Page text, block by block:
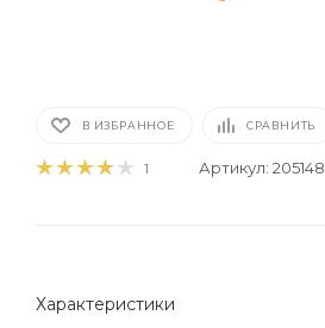
В ИЗБРАННОЕ СРАВНИТЬ
1 Артикул: 205148
Характеристики